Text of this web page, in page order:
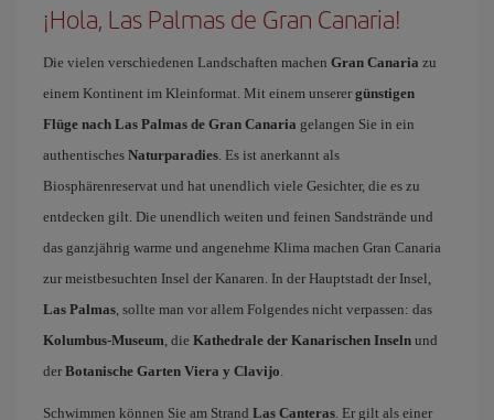
¡Hola, Las Palmas de Gran Canaria!
Die vielen verschiedenen Landschaften machen Gran Canaria zu
einem Kontinent im Kleinformat. Mit einem unserer günstigen
Flüge nach Las Palmas de Gran Canaria gelangen Sie in ein
authentisches Naturparadies. Es ist anerkannt als
Biosphärenreservat und hat unendlich viele Gesichter, die es zu
entdecken gilt. Die unendlich weiten und feinen Sandstrände und
das ganzjährig warme und angenehme Klima machen Gran Canaria
zur meistbesuchten Insel der Kanaren. In der Hauptstadt der Insel,
Las Palmas, sollte man vor allem Folgendes nicht verpassen: das
Kolumbus-Museum, die Kathedrale der Kanarischen Inseln und
der Botanische Garten Viera y Clavijo.
Schwimmen können Sie am Strand Las Canteras. Er gilt als einer